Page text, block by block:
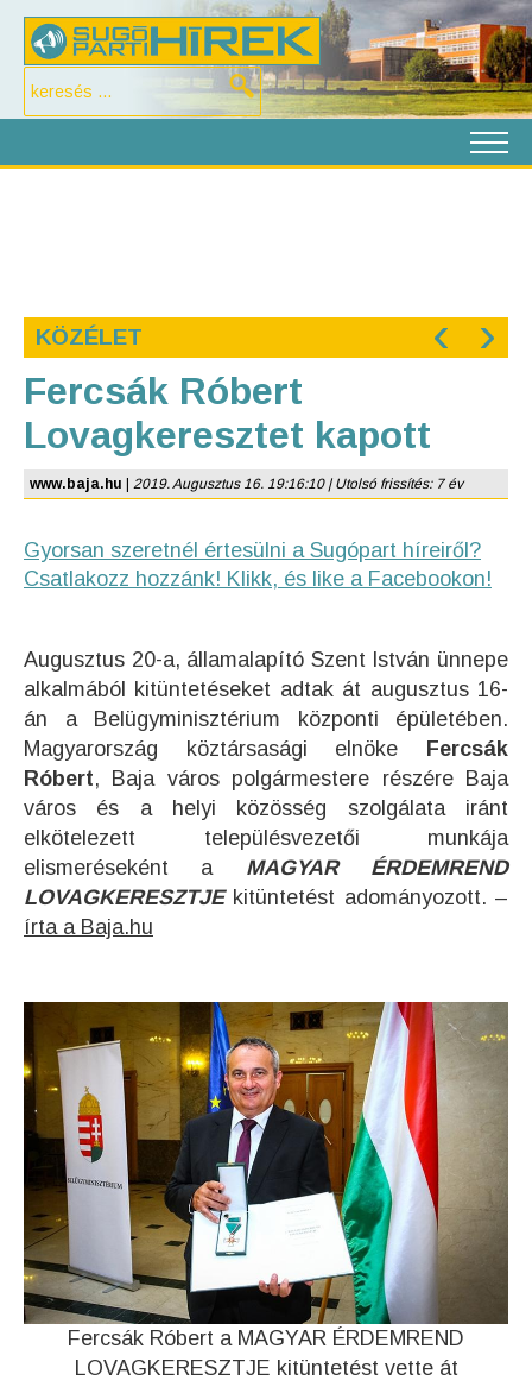
KÖZÉLET ‹ ›
Fercsák Róbert
Lovagkeresztet kapott
www.baja.hu 2019. Augusztus 16. 19:16:10 | Utolsó frissítés: 7 év
Gyorsan szeretnél értesülni a Sugópart híreiről?
Csatlakozz hozzánk! Klikk, és like a Facebookon!
Augusztus 20-a, államalapító Szent István ünnepe
alkalmából kitüntetéseket adtak át augusztus 16-
án a Belügyminisztérium központi épületében.
Magyarország köztársasági elnöke
Fercsák
Róbert, Baja város polgármestere részére Baja
város és a helyi közösség szolgálata iránt
elkötelezett településvezetői munkája
elismeréseként a MAGYAR ÉRDEMREND
LOVAGKERESZTJE kitüntetést adományozott. –
írta a Baja.hu
Fercsák Róbert a MAGYAR ÉRDEMREND
LOVAGKERESZTJE kitüntetést vette át